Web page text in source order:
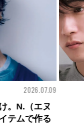
2026.07.09
会い。夏の
的